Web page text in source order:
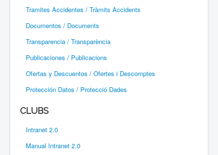
Tramites Accidentes / Tràmits Accidents
Documentos / Documents
Transparencia / Transparència
Publicaciones / Publicacions
Ofertas y Descuentos / Ofertes i Descomptes
Protección Datos / Protecció Dades
CLUBS
Intranet 2.0
Manual Intranet 2.0